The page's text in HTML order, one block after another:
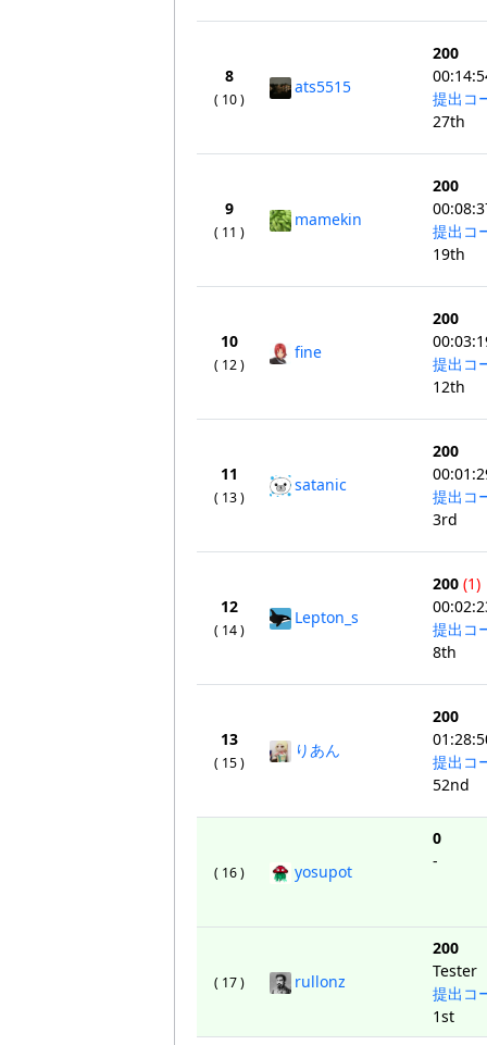
8
( 10 )
ats5515
200
提出コ
27th
9
( 11 )
mamekin
200
提出コ
19th
10
( 12 )
fine
200
提出コ
12th
11
( 13 )
satanic
200
提出コ
3rd
12
( 14 )
Lepton_s
200 (1)
提出コ
8th
13
( 15 )
りあん
200
提出コ
52nd
( 16 ) yosupot
0
-
( 17 ) rullonz
200
Tester
提出コ
1st